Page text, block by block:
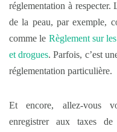
réglementation à respecter.
de la peau, par exemple,
comme le Règlement sur
et drogues. Parfois, c’est
réglementation particulière.
Et encore, allez-vous
enregistrer aux taxes de